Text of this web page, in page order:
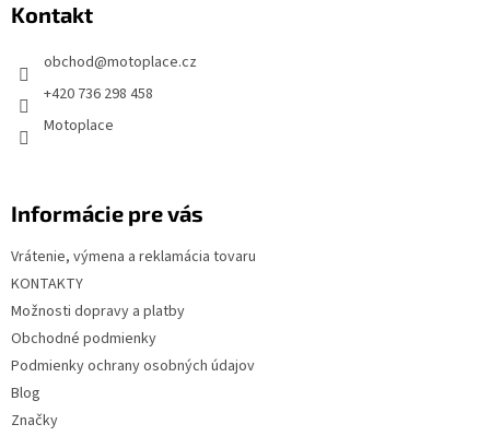
äKontakt
obchod@motoplace.cz
+420 736 298 458
Motoplace
Informácie pre vás
Vrátenie, výmena a reklamácia tovaru
KONTAKTY
Možnosti dopravy a platby
Obchodné podmienky
Podmienky ochrany osobných údajov
Blog
Značky